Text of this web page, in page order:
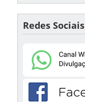
Redes Sociais